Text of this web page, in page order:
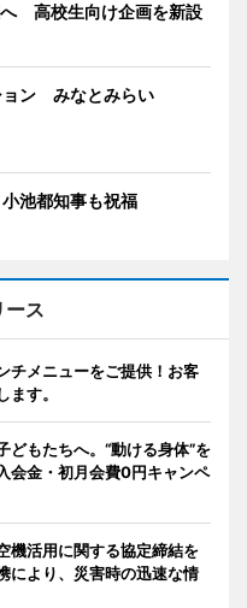
高校生向け企画を新設
ョン みなとみらい
池都知事も祝福
ース
チメニューをご提供！お客
す。
どもたちへ。“動ける身体”を
会金・初月会費0円キャンペ
機活用に関する協定締結を
より、災害時の迅速な情